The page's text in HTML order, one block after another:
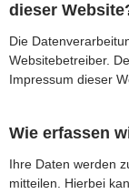
dieser
Die
Websitebetreiber.
Impressum dieser
Wie erfassen
Ihre Daten werden
mitteilen. Hierbei